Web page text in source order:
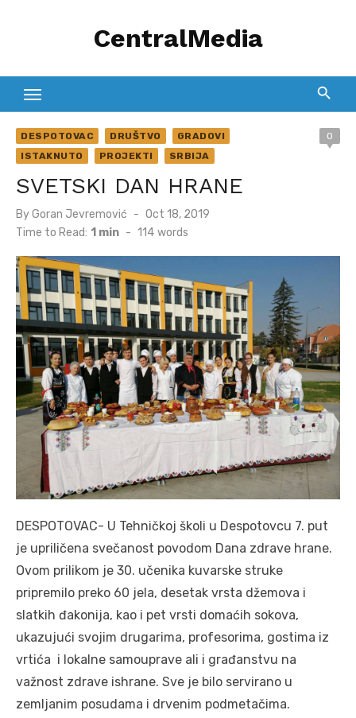
CentralMedia
DESPOTOVAC DRUŠTVO
GRADOVI
ISTAKNUTO
PROJEKTI SRBIJA
0
SVETSKI DAN HRANE
ByGoran Jevremović
Posted
on
Oct 18, 2019
Time to Read: 1 min - 114 words
DESPOTOVAC- U Tehničkoj školi u Despotovcu 7. put
je upriličena svečanost povodom Dana zdrave hrane.
Ovom prilikom je 30. učenika kuvarske struke
pripremilo preko 60 jela, desetak vrsta džemova i
slatkih đakonija, kao i pet vrsti domaćih sokova,
ukazujući svojim drugarima, profesorima, gostima iz
vrtića i lokalne samouprave ali i građanstvu na
važnost zdrave ishrane. Sve je bilo servirano u
zemljanim posudama i drvenim podmetačima.